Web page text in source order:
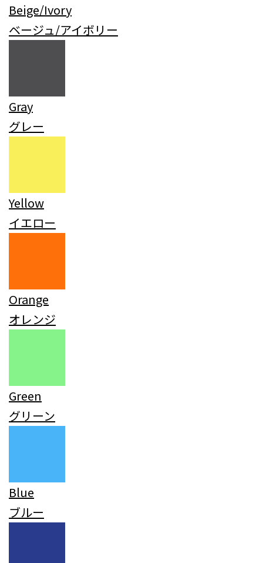
Beige/Ivory
ベージュ/アイボリー
Gray
グレー
Yellow
イエロー
Orange
オレンジ
Green
グリーン
Blue
ブルー